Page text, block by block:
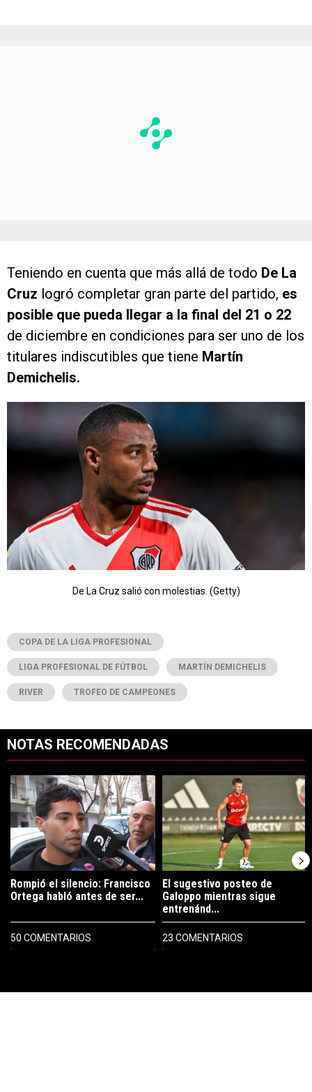
Teniendo en cuenta que más allá de todo De La
Cruz logró completar gran parte del partido, es
posible que pueda llegar a la final del 21 o 22
de diciembre en condiciones para ser uno de los
titulares indiscutibles que tiene Martín
Demichelis.
De La Cruz salió con molestias. (Getty)
COPA DE LA LIGA PROFESIONAL
LIGA PROFESIONAL DE FÚTBOL MARTÍN DEMICHELIS
RIVER TROFEO DE CAMPEONES
NOTAS RECOMENDADAS
Un artículo de tendencia con el título "Rompió el silencio: Francisco
Rompió el silencio: Francisco
Ortega habló antes de ser...
50 COMENTARIOS
Un artículo de tendencia con el
El sugestivo posteo de
Galoppo mientras sigue
entrenánd...
23 COMENTARIOS